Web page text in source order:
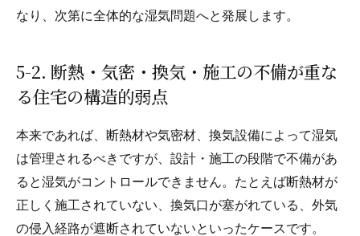
なり、次第に全体的な湿気問題へと発展します。
5-2. 断熱・気密・換気・施工の不備が重な
る住宅の構造的弱点
本来であれば、断熱材や気密材、換気設備によって湿気
は管理されるべきですが、設計・施工の段階で不備があ
ると湿気がコントロールできません。たとえば断熱材が
正しく施工されていない、換気口が塞がれている、外気
の侵入経路が遮断されていないといったケースです。